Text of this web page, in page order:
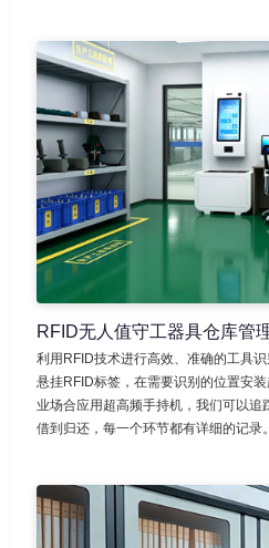
RFID无人值守工器具仓库管
利用RFID技术进行高效、准确的工具
悬挂RFID标签，在需要识别的位置安
业场合应用超高频手持机，我们可以追
借到归还，每一个环节都有详细的记录。